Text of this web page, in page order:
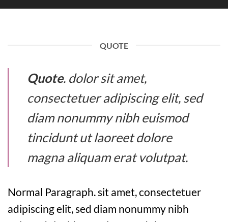
QUOTE
Quote. dolor sit amet,
consectetuer adipiscing elit, sed
diam nonummy nibh euismod
tincidunt ut laoreet dolore
magna aliquam erat volutpat.
Normal Paragraph. sit amet, consectetuer
adipiscing elit, sed diam nonummy nibh